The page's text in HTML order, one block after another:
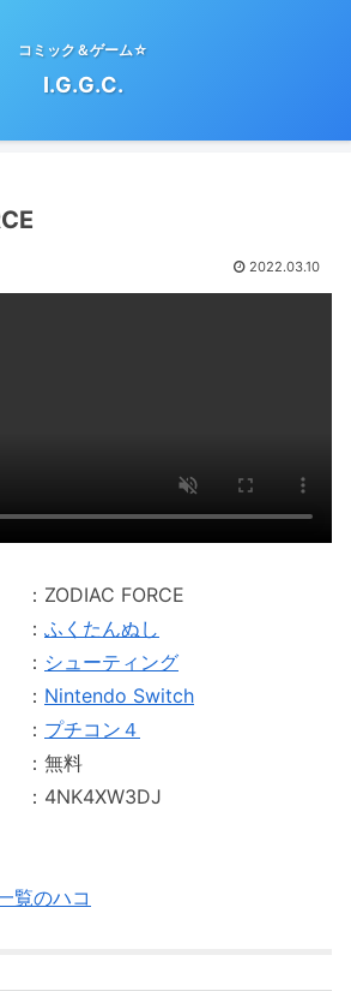
コミック＆ゲーム☆
I.G.G.C.
2022.03.10
FORCE
ふくたんぬし
シューティング
： Nintendo Switch
プチコン４
料
覧のハコ